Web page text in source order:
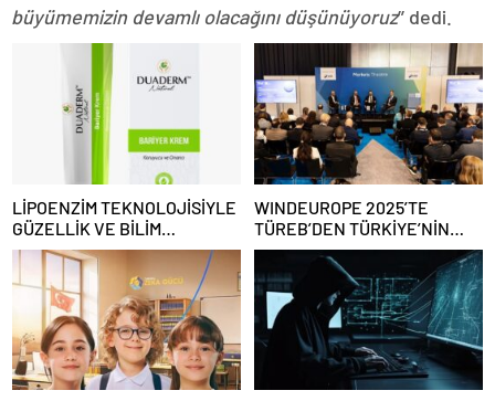
büyümemizin devamlı olacağını düşünüyoruz’’ dedi.
LİPOENZİM TEKNOLOJİSİYLE
GÜZELLİK VE BİLİM
BULUŞUYOR
WINDEUROPE 2025’TE
TÜREB’DEN TÜRKİYE’NİN
RÜZGAR SEKTÖRÜNE
YÖNELİK GÜÇLÜ ÇAĞRI